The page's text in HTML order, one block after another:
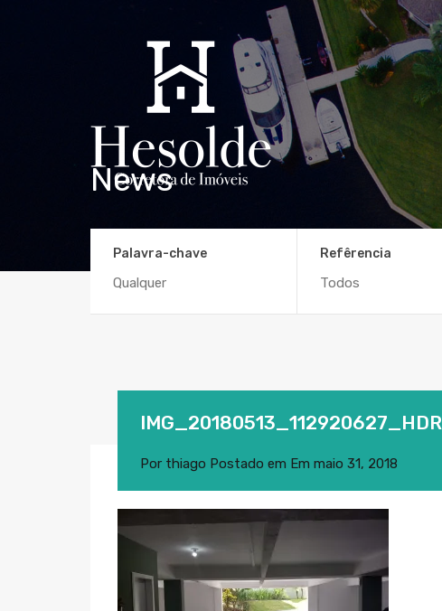
News
Palavra-chave Refêrencia
IMG_20180513_112920627_HDR
Por thiago Postado em Em maio 31, 2018